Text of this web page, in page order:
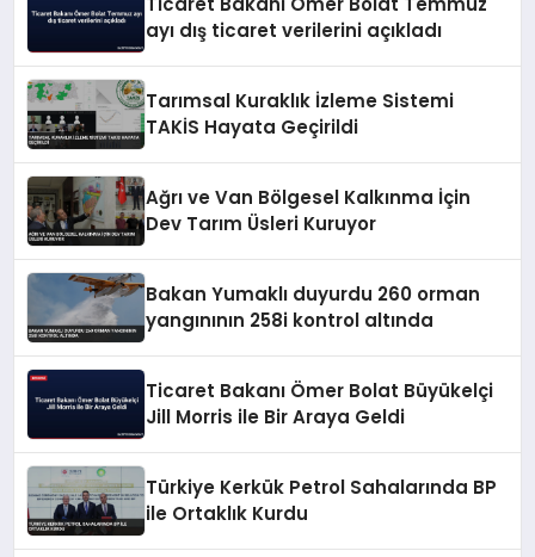
ayı dış ticaret verilerini açıkladı
Tarımsal Kuraklık İzleme Sistemi
TAKİS Hayata Geçirildi
Ağrı ve Van Bölgesel Kalkınma İçin
Dev Tarım Üsleri Kuruyor
Bakan Yumaklı duyurdu 260 orman
yangınının 258i kontrol altında
Ticaret Bakanı Ömer Bolat Büyükelçi
Jill Morris ile Bir Araya Geldi
Türkiye Kerkük Petrol Sahalarında BP
ile Ortaklık Kurdu